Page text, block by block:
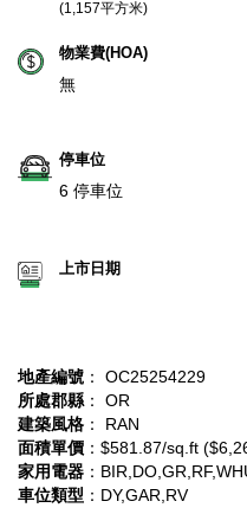
(1,157平方米)
物業費(HOA)
無
停車位
6 停車位
上市日期
地產編號 ： OC25254229
所處郡縣 ： OR
建築風格 ： RAN
面積單價 ：$581.87/sq.ft
家用電器 ：
車位類型 ：DY,GAR,RV